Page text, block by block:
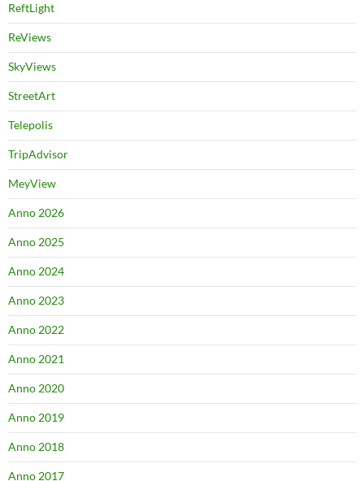
ReftLight
ReViews
SkyViews
StreetArt
Telepolis
TripAdvisor
MeyView
Anno 2026
Anno 2025
Anno 2024
Anno 2023
Anno 2022
Anno 2021
Anno 2020
Anno 2019
Anno 2018
Anno 2017